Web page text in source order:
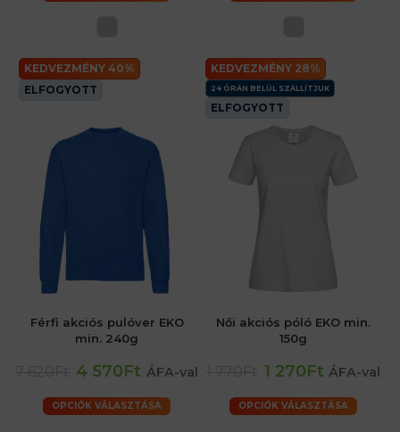
KEDVEZMÉNY 40%
ELFOGYOTT
Férfi akciós pulóver EKO
min. 240g
4 570Ft ÁFA-val
OPCIÓK VÁLASZTÁSA
KEDVEZMÉNY 28%
24 ÓRÁN BELÜL SZÁLLÍTJUK
ELFOGYOTT
Női akciós póló EKO min.
150g
1 270Ft ÁFA-val
OPCIÓK VÁLASZTÁSA